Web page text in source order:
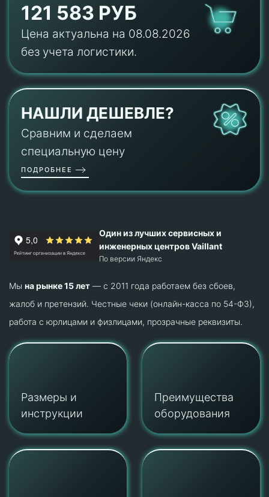
121 583 РУБ
Цена актуальна на 08.08.2026
без учета логистики.
НАШЛИ ДЕШЕВЛЕ?
Сравним и сделаем
специальную цену
ПОДРОБНЕЕ
Один из лучших сервисных и
инженерных центров Vaillant
По версии Яндекс
Мы на рынке 15 лет — с 2011 года работаем без сбоев,
жалоб и претензий. Честные чеки (онлайн-касса по 54-ФЗ),
работа с юрлицами и физлицами, прозрачные реквизиты.
Размеры и
инструкции
Преимущества
оборудования